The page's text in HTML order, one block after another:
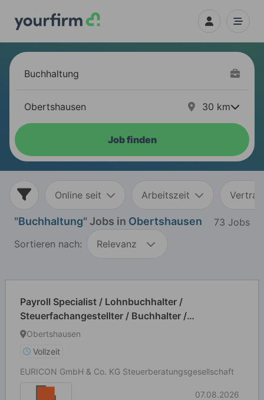
30 km
Job finden
Online seit Arbeitszeit
"Buchhaltung" Jobs in Obertshausen
73 Jobs
Sortieren nach:
Relevanz
Payroll Specialist / Lohnbuchhalter /
Steuerfachangestellter / Buchhalter /
Finanzbuchhalter (m/w/d)
Obertshausen
Vollzeit
EURICON GmbH & Co. KG Steuerberatungsgesellschaft
07.08.2026